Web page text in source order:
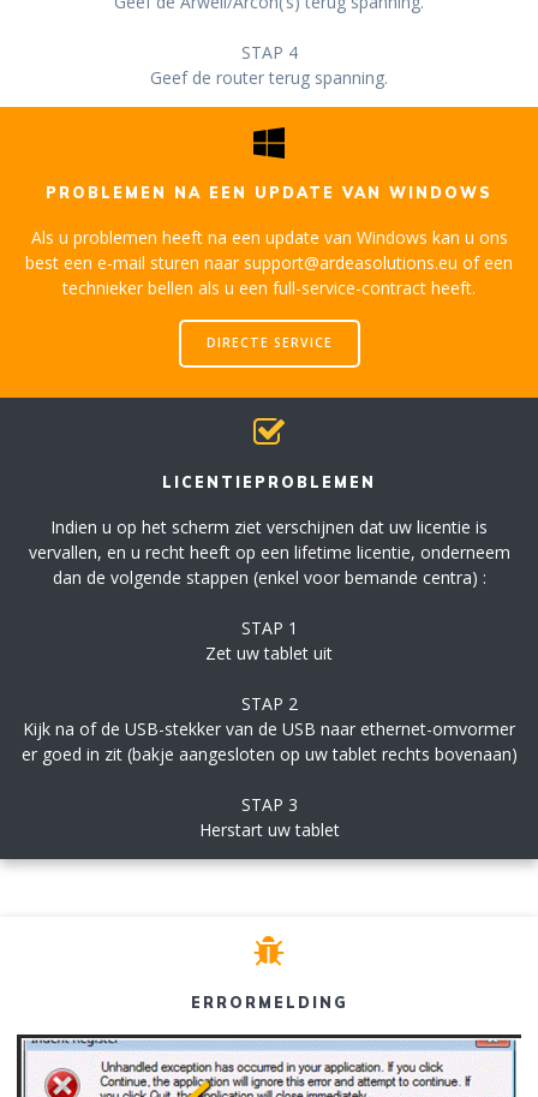
STAP 4
Geef de router terug spanning.
PROBLEMEN NA EEN UPDATE VAN WINDOWS
Als u problemen heeft na een update van Windows kan u ons
best een e-mail sturen naar support@ardeasolutions.eu of een
technieker bellen als u een full-service-contract heeft.
DIRECTE SERVICE
LICENTIEPROBLEMEN
Indien u op het scherm ziet verschijnen dat uw licentie is
vervallen, en u recht heeft op een lifetime licentie, onderneem
dan de volgende stappen (enkel voor bemande centra) :
STAP 1
Zet uw tablet uit
STAP 2
Kijk na of de USB-stekker van de USB naar ethernet-omvormer
er goed in zit (bakje aangesloten op uw tablet rechts bovenaan)
STAP 3
Herstart uw tablet
ERRORMELDING